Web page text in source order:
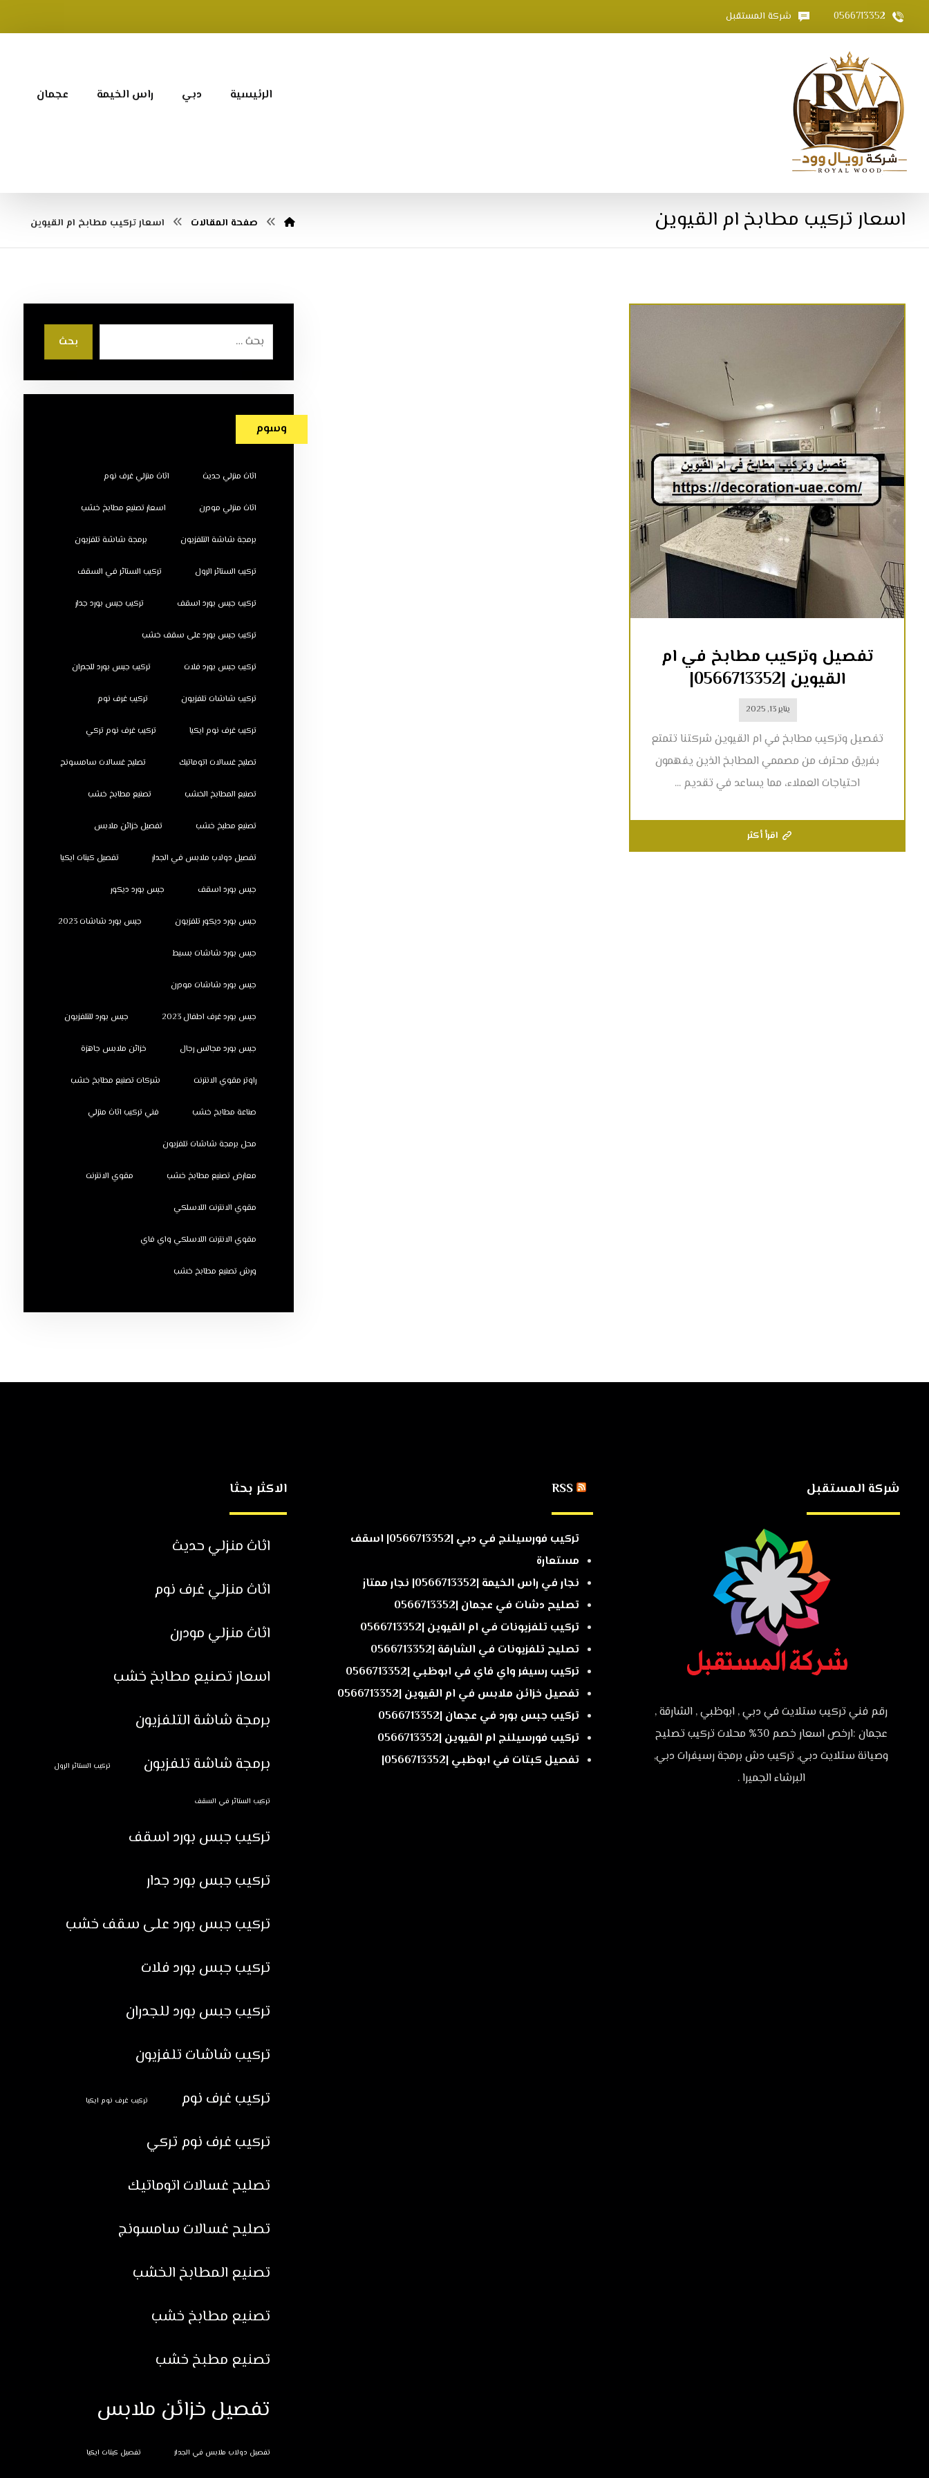
0566713352 شركة المستقبل
الرئيسية دبي راس الخيمة عجمان
اسعار تركيب مطابخ ام القيوين صفحة المقالات اسعار تركيب مطابخ ام القيوين
تفصيل وتركيب مطابخ في ام
القيوين |0566713352|
يناير 13, 2025
تفصيل وتركيب مطابخ في ام القيوين شركتنا تتمتع
بفريق محترف من مصممي المطابخ الذين يفهمون
احتياجات العملاء، مما يساعد في تقديم ...
اقرأ أكثر
بحث
وسوم
اثاث منزلي حديث اثاث منزلي غرف نوم
اثاث منزلي مودرن اسعار تصنيع مطابخ خشب
برمجة شاشة التلفزيون برمجة شاشة تلفزيون
تركيب الستائر الرول تركيب الستائر في السقف
تركيب جبس بورد اسقف تركيب جبس بورد جدار
تركيب جبس بورد على سقف خشب
تركيب جبس بورد فلات تركيب جبس بورد للجدران
تركيب شاشات تلفزيون تركيب غرف نوم
تركيب غرف نوم ايكيا تركيب غرف نوم تركي
تصليح غسالات اتوماتيك تصليح غسالات سامسونج
تصنيع المطابخ الخشب تصنيع مطابخ خشب
تصنيع مطبخ خشب تفصيل خزائن ملابس
تفصيل دولاب ملابس في الجدار تفصيل كبتات ايكيا
جبس بورد اسقف جبس بورد ديكور
جبس بورد ديكور تلفزيون جبس بورد شاشات 2023
جبس بورد شاشات بسيط
جبس بورد شاشات مودرن
جبس بورد غرف اطفال 2023 جبس بورد للتلفزيون
جبس بورد مجالس رجال خزائن ملابس جاهزة
راوتر مقوي الانترنت شركات تصنيع مطابخ خشب
صناعة مطابخ خشب فني تركيب اثاث منزلي
محل برمجة شاشات تلفزيون
معارض تصنيع مطابخ خشب مقوي الانترنت
مقوي الانترنت اللاسلكي
مقوي الانترنت اللاسلكي واي فاي
ورش تصنيع مطابخ خشب
شركة المستقبل
رقم فني تركيب ستلايت في دبي , ابوظبي , الشارقة ,
عجمان :ارخص اسعار خصم 30% محلات تركيب تصليح
وصيانة ستلايت دبي, تركيب دش برمجة رسيفرات دبي,
البرشاء الجميرا .
RSS
تركيب فورسيلنج في دبي |0566713352| اسقف
مستعارة
نجار في راس الخيمة |0566713352| نجار ممتاز
تصليح دشات في عجمان |0566713352
تركيب تلفزيونات في ام القيوين |0566713352
تصليح تلفزيونات في الشارقة |0566713352
تركيب رسيفر واي فاي في ابوظبي |0566713352
تفصيل خزائن ملابس في ام القيوين |0566713352
تركيب جبس بورد في عجمان |0566713352
تركيب فورسيلنج ام القيوين |0566713352
تفصيل كبتات في ابوظبي |0566713352|
الاكثر بحثا
اثاث منزلي حديث
اثاث منزلي غرف نوم
اثاث منزلي مودرن
اسعار تصنيع مطابخ خشب
برمجة شاشة التلفزيون
برمجة شاشة تلفزيون
تركيب الستائر الرول
تركيب الستائر في السقف
تركيب جبس بورد اسقف
تركيب جبس بورد جدار
تركيب جبس بورد على سقف خشب
تركيب جبس بورد فلات
تركيب جبس بورد للجدران
تركيب شاشات تلفزيون
تركيب غرف نوم
تركيب غرف نوم ايكيا
تركيب غرف نوم تركي
تصليح غسالات اتوماتيك
تصليح غسالات سامسونج
تصنيع المطابخ الخشب
تصنيع مطابخ خشب
تصنيع مطبخ خشب
تفصيل خزائن ملابس
تفصيل دولاب ملابس في الجدار تفصيل كبتات ايكيا